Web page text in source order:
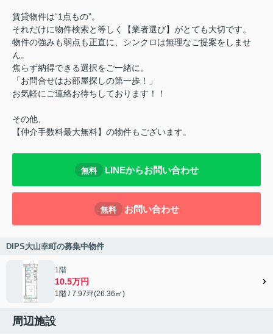
賃貸物件は“1点もの”。
それだけに物件検索と等しく【業者選び】がとても大切です。
物件の強みも弱点も正直に、シンクロは無理なご提案をしませ
ん。
焦らず納得できる選択をご一緒に。
「お問合せはお部屋探しの第一歩！」
お気軽にご連絡お待ちしております！！
その他、
【仲介手数料最大無料】の物件もございます。
無料 LINEからお問い合わせ
無料 お問い合わせ
DIPS大山幸町の募集中物件
1階
10.5万円
1階 / 7.97坪(26.36㎡)
周辺施設